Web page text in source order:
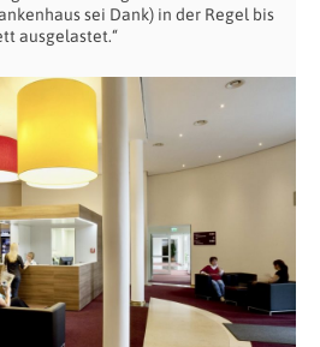
sei Dank) in der Regel bis
ausgelastet.“